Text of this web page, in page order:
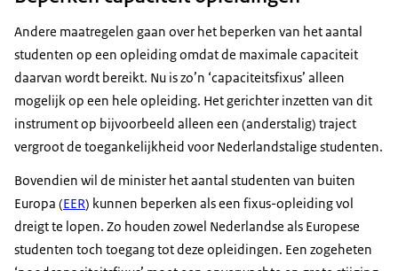
Andere maatregelen gaan over het beperken van het aantal
studenten op een opleiding omdat de maximale capaciteit
daarvan wordt bereikt. Nu is zo’n ‘capaciteitsfixus’ alleen
mogelijk op een hele opleiding. Het gerichter inzetten van dit
instrument op bijvoorbeeld alleen een (anderstalig) traject
vergroot de toegankelijkheid voor Nederlandstalige studenten.
Bovendien wil de minister het aantal studenten van buiten
Europa (EER) kunnen beperken als een fixus-opleiding vol
dreigt te lopen. Zo houden zowel Nederlandse als Europese
studenten toch toegang tot deze opleidingen. Een zogeheten